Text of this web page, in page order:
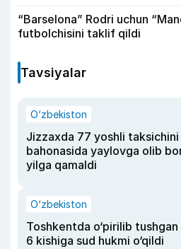
“Barselona” Rodri uchun
futbolchisini taklif qildi
Tavsiyalar
O‘zbekiston
Jizzaxda 77 yoshli taksichini
bahonasida yaylovga olib
yilga qamaldi
O‘zbekiston
Toshkentda o‘pirilib tushgan
6 kishiga sud hukmi o‘qildi